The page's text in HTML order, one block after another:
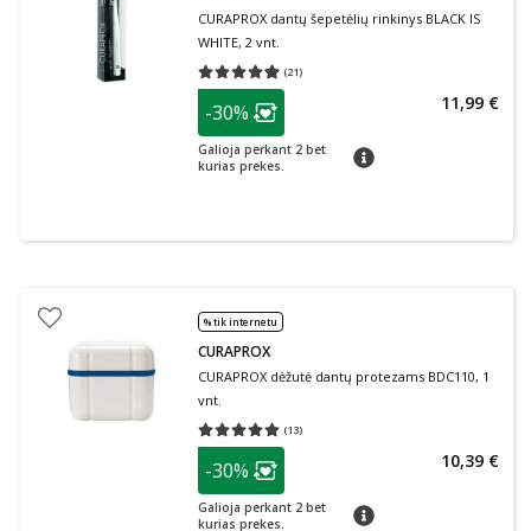
CURAPROX dantų šepetėlių rinkinys BLACK IS
WHITE, 2 vnt.
(21)
Vidutinis įvertinimas 4.90
patarimas
Lojalumo klubo narių nuolaida
-30%
Galioja perkant 2 bet
kurias prekes.
patarimas
11,99 €
% tik internetu
CURAPROX
CURAPROX dėžutė dantų protezams BDC110, 1
vnt.
(13)
Vidutinis įvertinimas 5.00
patarimas
Lojalumo klubo narių nuolaida
-30%
Galioja perkant 2 bet
kurias prekes.
patarimas
10,39 €